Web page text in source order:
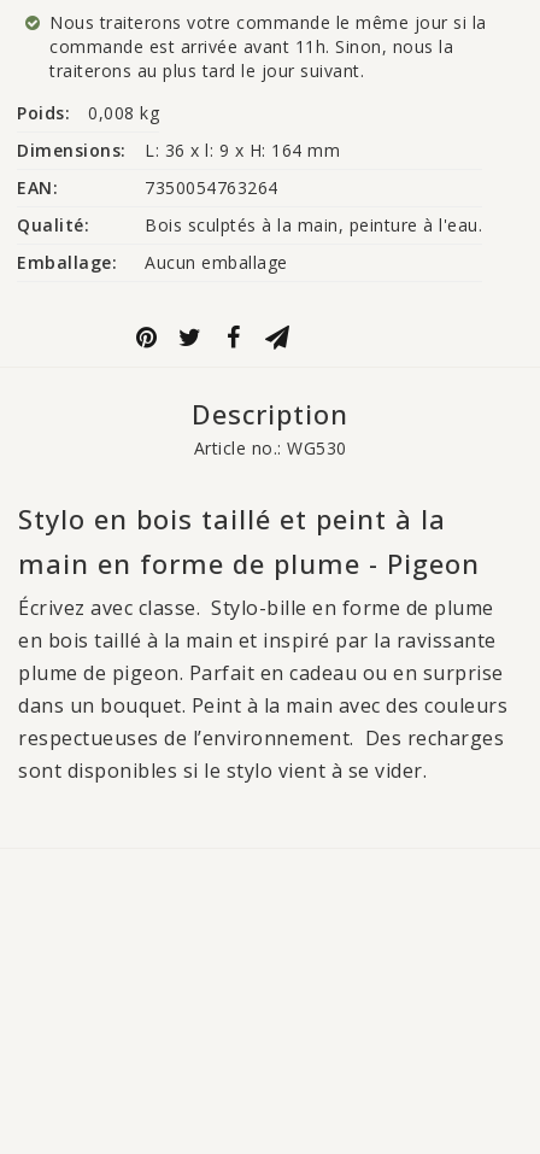
Nous traiterons votre commande le même jour si la
commande est arrivée avant 11h. Sinon, nous la
traiterons au plus tard le jour suivant.
Poids:
0,008 kg
Dimensions:
L: 36 x l: 9 x H: 164 mm
EAN:
7350054763264
Qualité:
Bois sculptés à la main, peinture à l'eau.
Emballage:
Aucun emballage
Description
Article no.: WG530
Stylo en bois taillé et peint à la
main en forme de plume - Pigeon
Écrivez avec classe. Stylo-bille en forme de plume
en bois taillé à la main et inspiré par la ravissante
plume de pigeon. Parfait en cadeau ou en surprise
dans un bouquet. Peint à la main avec des couleurs
respectueuses de l’environnement. Des recharges
sont disponibles si le stylo vient à se vider.